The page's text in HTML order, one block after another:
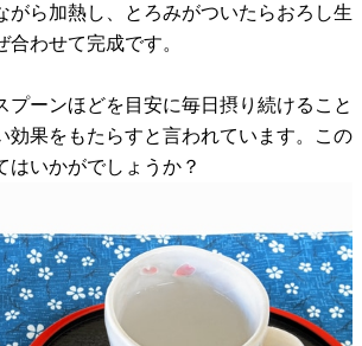
がら加熱し、とろみがついたらおろし生
わせて完成です。
プーンほどを目安に毎日摂り続けること
効果をもたらすと言われています。この
はいかがでしょうか？